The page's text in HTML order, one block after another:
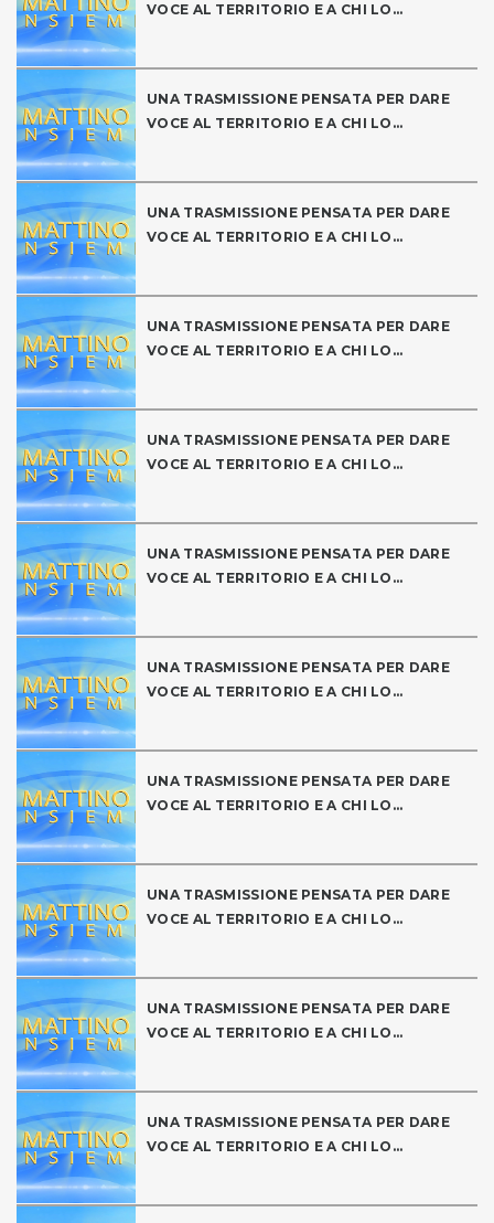
VOCE AL TERRITORIO E A CHI LO...
UNA TRASMISSIONE PENSATA PER DARE
VOCE AL TERRITORIO E A CHI LO...
UNA TRASMISSIONE PENSATA PER DARE
VOCE AL TERRITORIO E A CHI LO...
UNA TRASMISSIONE PENSATA PER DARE
VOCE AL TERRITORIO E A CHI LO...
UNA TRASMISSIONE PENSATA PER DARE
VOCE AL TERRITORIO E A CHI LO...
UNA TRASMISSIONE PENSATA PER DARE
VOCE AL TERRITORIO E A CHI LO...
UNA TRASMISSIONE PENSATA PER DARE
VOCE AL TERRITORIO E A CHI LO...
UNA TRASMISSIONE PENSATA PER DARE
VOCE AL TERRITORIO E A CHI LO...
UNA TRASMISSIONE PENSATA PER DARE
VOCE AL TERRITORIO E A CHI LO...
UNA TRASMISSIONE PENSATA PER DARE
VOCE AL TERRITORIO E A CHI LO...
UNA TRASMISSIONE PENSATA PER DARE
VOCE AL TERRITORIO E A CHI LO...